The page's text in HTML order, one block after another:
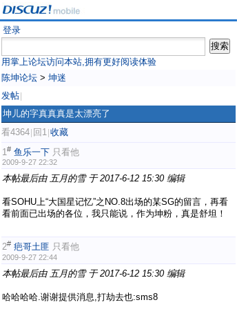
登录
用掌上论坛访问本站,拥有更好阅读体验
陈坤论坛 > 坤迷
发帖
坤儿的字真真真是太漂亮了
看4364 回1 收藏
1# 鱼乐一下 只看他
2009-9-27 22:32
本帖最后由 五月的雪 于 2017-6-12 15:30 编辑
看SOHU上“大国星记忆”之NO.8出场的某SG的留言，再看
看前面已出场的各位，我只能说，作为坤粉，真是舒坦！
2# 疤哥土匪 只看他
2009-9-27 22:44
本帖最后由 五月的雪 于 2017-6-12 15:30 编辑
哈哈哈哈.谢谢提供消息,打劫去也:sms8